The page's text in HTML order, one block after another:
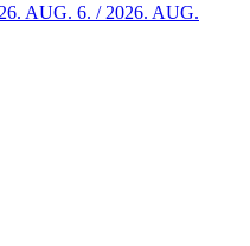
AUG. 6. / 2026. AUG.